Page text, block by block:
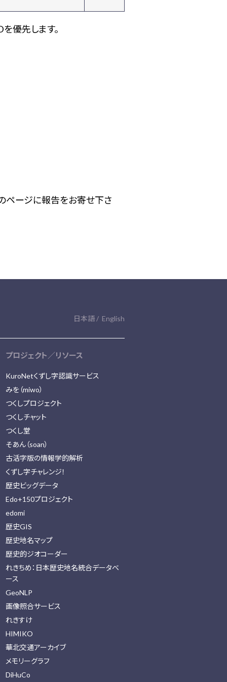
優先します。
ページに報告をお寄せ下さ
日本語 English
プロジェクト／リソース
KuroNetくずし字認識サービス
みを（miwo）
つくしプロジェクト
つくしチャット
つくし堂
そあん（soan）
古活字版の情報学的解析
くずし字チャレンジ！
歴史ビッグデータ
Edo+150プロジェクト
edomi
歴史GIS
歴史地名マップ
歴史的ジオコーダー
れきちめ：日本歴史地名統合データベ
ース
GeoNLP
画像照合サービス
れきすけ
HIMIKO
華北交通アーカイブ
メモリーグラフ
DiHuCo